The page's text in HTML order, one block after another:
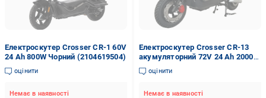
Електроскутер Crosser CR-1 60V
24 Ah 800W Чорний (2104619504)
оцінити
Немає в наявності
Електроскутер Crosser CR-13
акумуляторний 72V 24 Ah 2000W
Чорний (2104619498)
оцінити
Немає в наявності